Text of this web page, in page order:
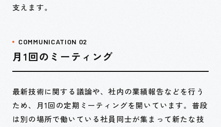
支えます。
COMMUNICATION 02
月1回のミーティング
最新技術に関する議論や、社内の業績報告などを行う
ため、月1回の定期ミーティングを開いています。普段
は別の場所で働いている社員同士が集まって新たな技